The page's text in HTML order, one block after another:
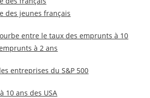
des jeunes français
entre le taux des emprunts à 10
à 2 ans
entreprises du S&P 500
10 ans des USA